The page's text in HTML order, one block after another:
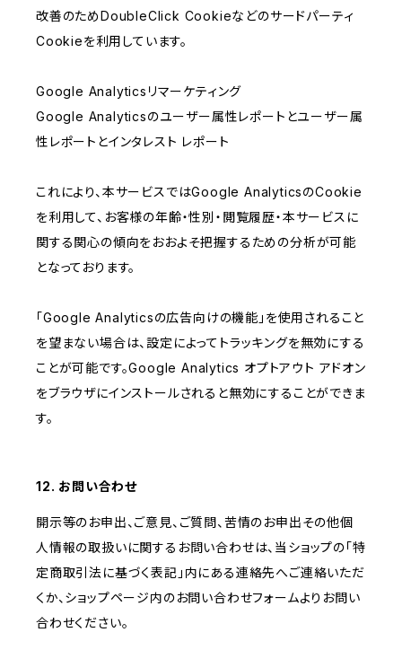
改善のためDoubleClick Cookieなどのサードパーティ
Cookieを利用しています。
Google Analyticsリマーケティング
Google Analyticsのユーザー属性レポートとユーザー属
性レポートとインタレスト レポート
これにより、本サービスではGoogle AnalyticsのCookie
を利用して、お客様の年齢・性別・閲覧履歴・本サービスに
関する関心の傾向をおおよそ把握するための分析が可能
となっております。
「Google Analyticsの広告向けの機能」を使用されること
を望まない場合は、設定によってトラッキングを無効にする
ことが可能です。Google Analytics オプトアウト アドオン
をブラウザにインストールされると無効にすることができま
す。
12. お問い合わせ
開示等のお申出、ご意見、ご質問、苦情のお申出その他個
人情報の取扱いに関するお問い合わせは、当ショップの「特
定商取引法に基づく表記」内にある連絡先へご連絡いただ
くか、ショップページ内のお問い合わせフォームよりお問い
合わせください。